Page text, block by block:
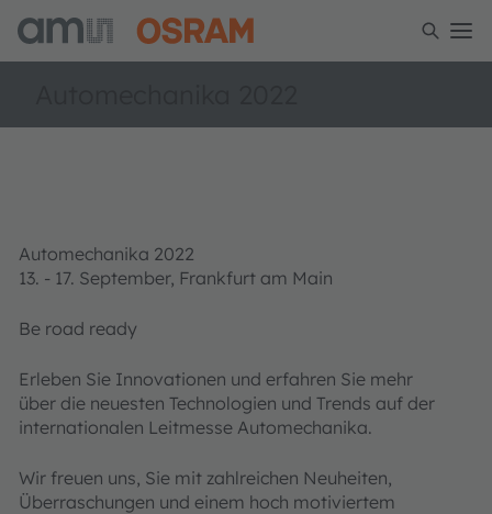
Automechanika 2022
13. - 17. September, Frankfurt am Main
Be road ready
Erleben Sie Innovationen und erfahren Sie mehr
über die neuesten Technologien und Trends auf der
internationalen Leitmesse Automechanika.
Wir freuen uns, Sie mit zahlreichen Neuheiten,
Überraschungen und einem hoch motiviertem